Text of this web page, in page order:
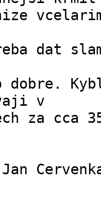
dat
dobre.
v
za